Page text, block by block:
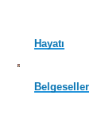
Hayatı
Belgeseller